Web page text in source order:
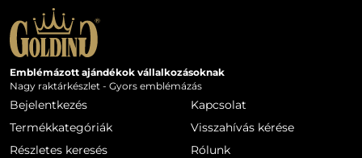
Emblémázott ajándékok vállalkozásoknak
Nagy raktárkészlet - Gyors emblémázás
Bejelentkezés
Termékkategóriák
Részletes keresés
Kapcsolat
Visszahívás kérése
Rólunk